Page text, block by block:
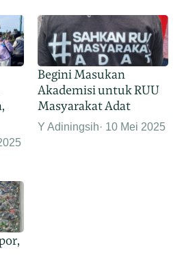
Begini Masukan
Akademisi untuk RUU
Masyarakat Adat
Y Adiningsih 10 Mei 2025